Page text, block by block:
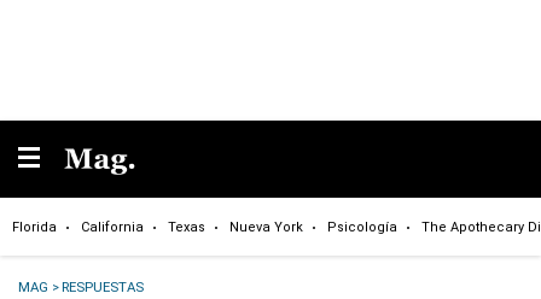
Florida California Texas Nueva York Psicología The Apothecary
MAG >RESPUESTAS